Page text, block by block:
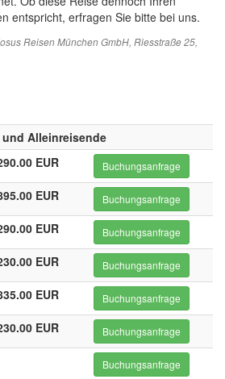
entspricht, erfragen Sie bitte bei uns.
Reisen München GmbH, Riesstraße 25,
Alleinreisende
EUR Buchungsanfrage
EUR Buchungsanfrage
EUR Buchungsanfrage
EUR Buchungsanfrage
EUR Buchungsanfrage
EUR Buchungsanfrage
Buchungsanfrage